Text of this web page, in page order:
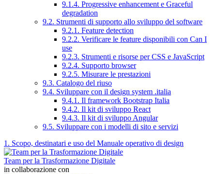
9.1.4. Progressive enhancement e Graceful
degradation
9.2. Strumenti di supporto allo sviluppo del software
9.2.1. Feature detection
9.2.2. Verificare le feature disponibili con Can I
use
9.2.3. Strumenti e risorse per CSS e JavaScript
9.2.4. Supporto browser
9.2.5. Misurare le prestazioni
9.3. Catalogo del riuso
9.4. Sviluppare con il design system .italia
9.4.1. Il framework Bootstrap Italia
9.4.2. Il kit di sviluppo React
9.4.3. Il kit di sviluppo Angular
9.5. Sviluppare con i modelli di sito e servizi
1. Scopo, destinatari e uso del Manuale operativo di design
Team per la Trasformazione Digitale
in collaborazione con